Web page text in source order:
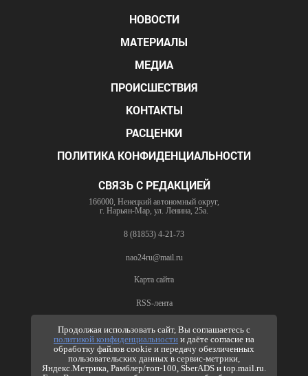
Продолжая использовать сайт, Вы соглашаетесь с
политикой конфиденциальностии даёте согласие на
обработку файлов cookie и передачу обезличенных
пользовательских данных в сервис-метрики,
Яндекс.Метрика, Рамблер/топ-100, SberADS и top.mail.ru.
НОВОСТИ
МАТЕРИАЛЫ
МЕДИА
ПРОИСШЕСТВИЯ
КОНТАКТЫ
РАСЦЕНКИ
ПОЛИТИКА КОНФИДЕНЦИАЛЬНОСТИ
СВЯЗЬ С РЕДАКЦИЕЙ
166000, Ненецкий автономный округ,
г. Нарьян-Мар, ул. Ленина, 25а.
8 (81853) 4-21-73
nao24ru@mail.ru
Карта сайта
RSS-лента
ПО ВОПРОСАМ РЕКЛАМЫ
8 (81853) 4-63-61
nao24ru@mail.ru
info@nao24.ru